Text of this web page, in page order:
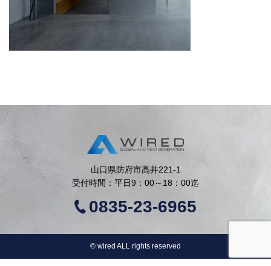
山口県防府市高井221-1
受付時間：平日9：00～18：00迄
0835-23-6965
©︎ wired ALL rights reserved